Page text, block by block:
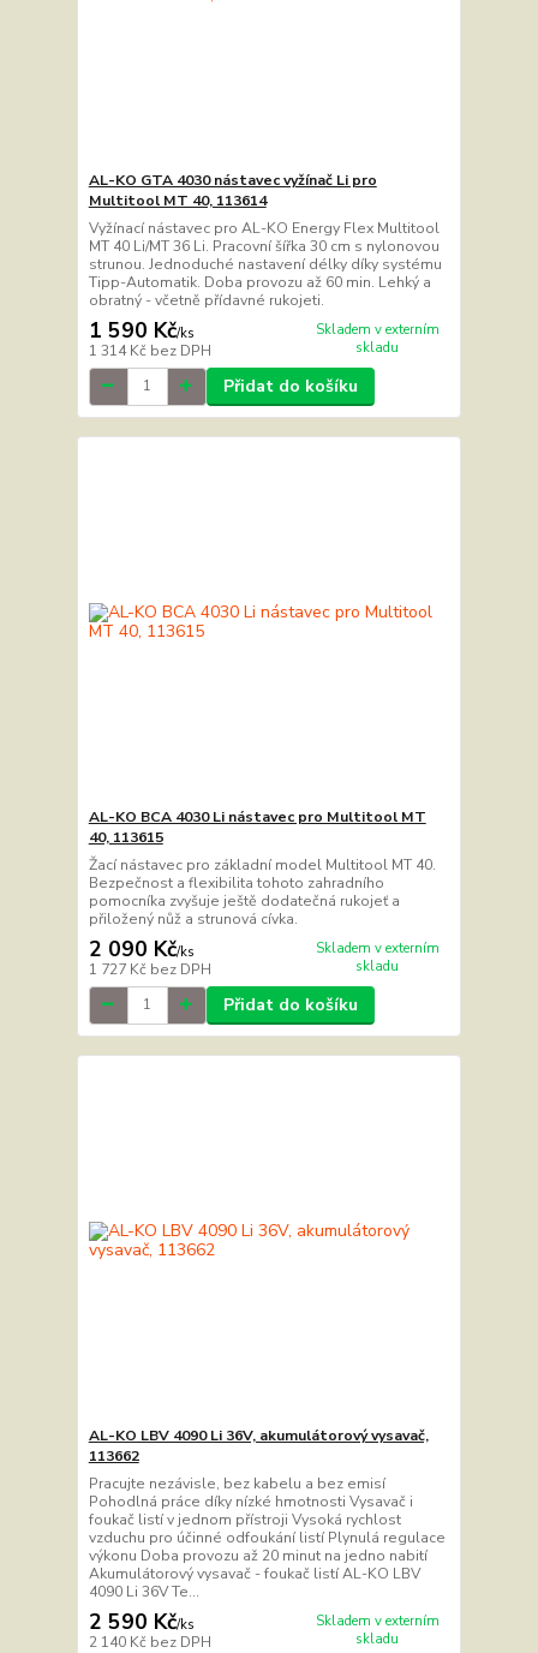
AL-KO GTA 4030 nástavec vyžínač Li pro
Multitool MT 40, 113614
Vyžínací nástavec pro AL-KO Energy Flex Multitool
MT 40 Li/MT 36 Li. Pracovní šířka 30 cm s nylonovou
strunou. Jednoduché nastavení délky díky systému
Tipp-Automatik. Doba provozu až 60 min. Lehký a
obratný - včetně přídavné rukojeti.
1 590 Kč/ks
1 314 Kč bez DPH
Skladem v externím
skladu
Přidat do košíku
AL-KO BCA 4030 Li nástavec pro Multitool MT
40, 113615
Žací nástavec pro základní model Multitool MT 40.
Bezpečnost a flexibilita tohoto zahradního
pomocníka zvyšuje ještě dodatečná rukojeť a
přiložený nůž a strunová cívka.
2 090 Kč/ks
1 727 Kč bez DPH
Skladem v externím
skladu
Přidat do košíku
AL-KO LBV 4090 Li 36V, akumulátorový vysavač,
113662
Pracujte nezávisle, bez kabelu a bez emisí
Pohodlná práce díky nízké hmotnosti Vysavač i
foukač listí v jednom přístroji Vysoká rychlost
vzduchu pro účinné odfoukání listí Plynulá regulace
výkonu Doba provozu až 20 minut na jedno nabití
Akumulátorový vysavač - foukač listí AL-KO LBV
4090 Li 36V Te...
2 590 Kč/ks
2 140 Kč bez DPH
Skladem v externím
skladu